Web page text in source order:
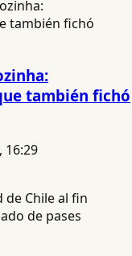
también fichó
16:29